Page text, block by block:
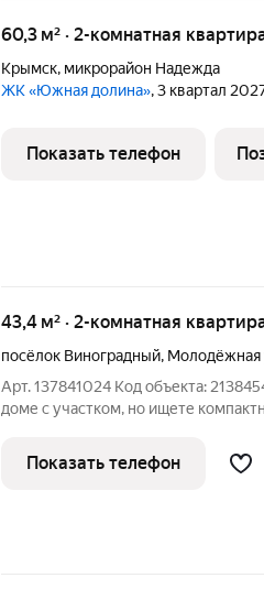
60,3 м² · 2-комнатная
Крымск, микрорайон Надежда
ЖК «Южная долина», 3 квартал
Показать телефон
43,4 м² · 2-комнатная
посёлок Виноградный, Молодёжная
Арт. 137841024 Код объекта:
доме с участком, но ищете
уютная квартира на втором этаже
участком 7 соток в
Показать телефон